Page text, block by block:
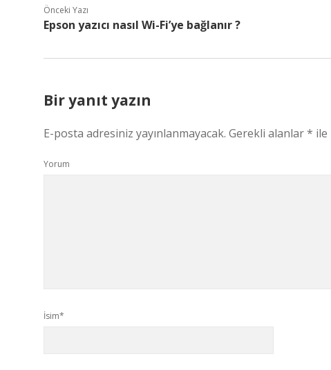
Önceki Yazı
Epson yazıcı nasıl Wi-Fi’ye bağlanır ?
Bir yanıt yazın
E-posta adresiniz yayınlanmayacak. Gerekli alanlar*
Yorum
İsim*